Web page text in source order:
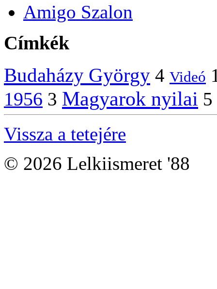
Amigo Szalon
Címkék
Budaházy György 4 Videó
1956 3 Magyarok nyilai 5
Vissza a tetejére
© 2026 Lelkiismeret '88